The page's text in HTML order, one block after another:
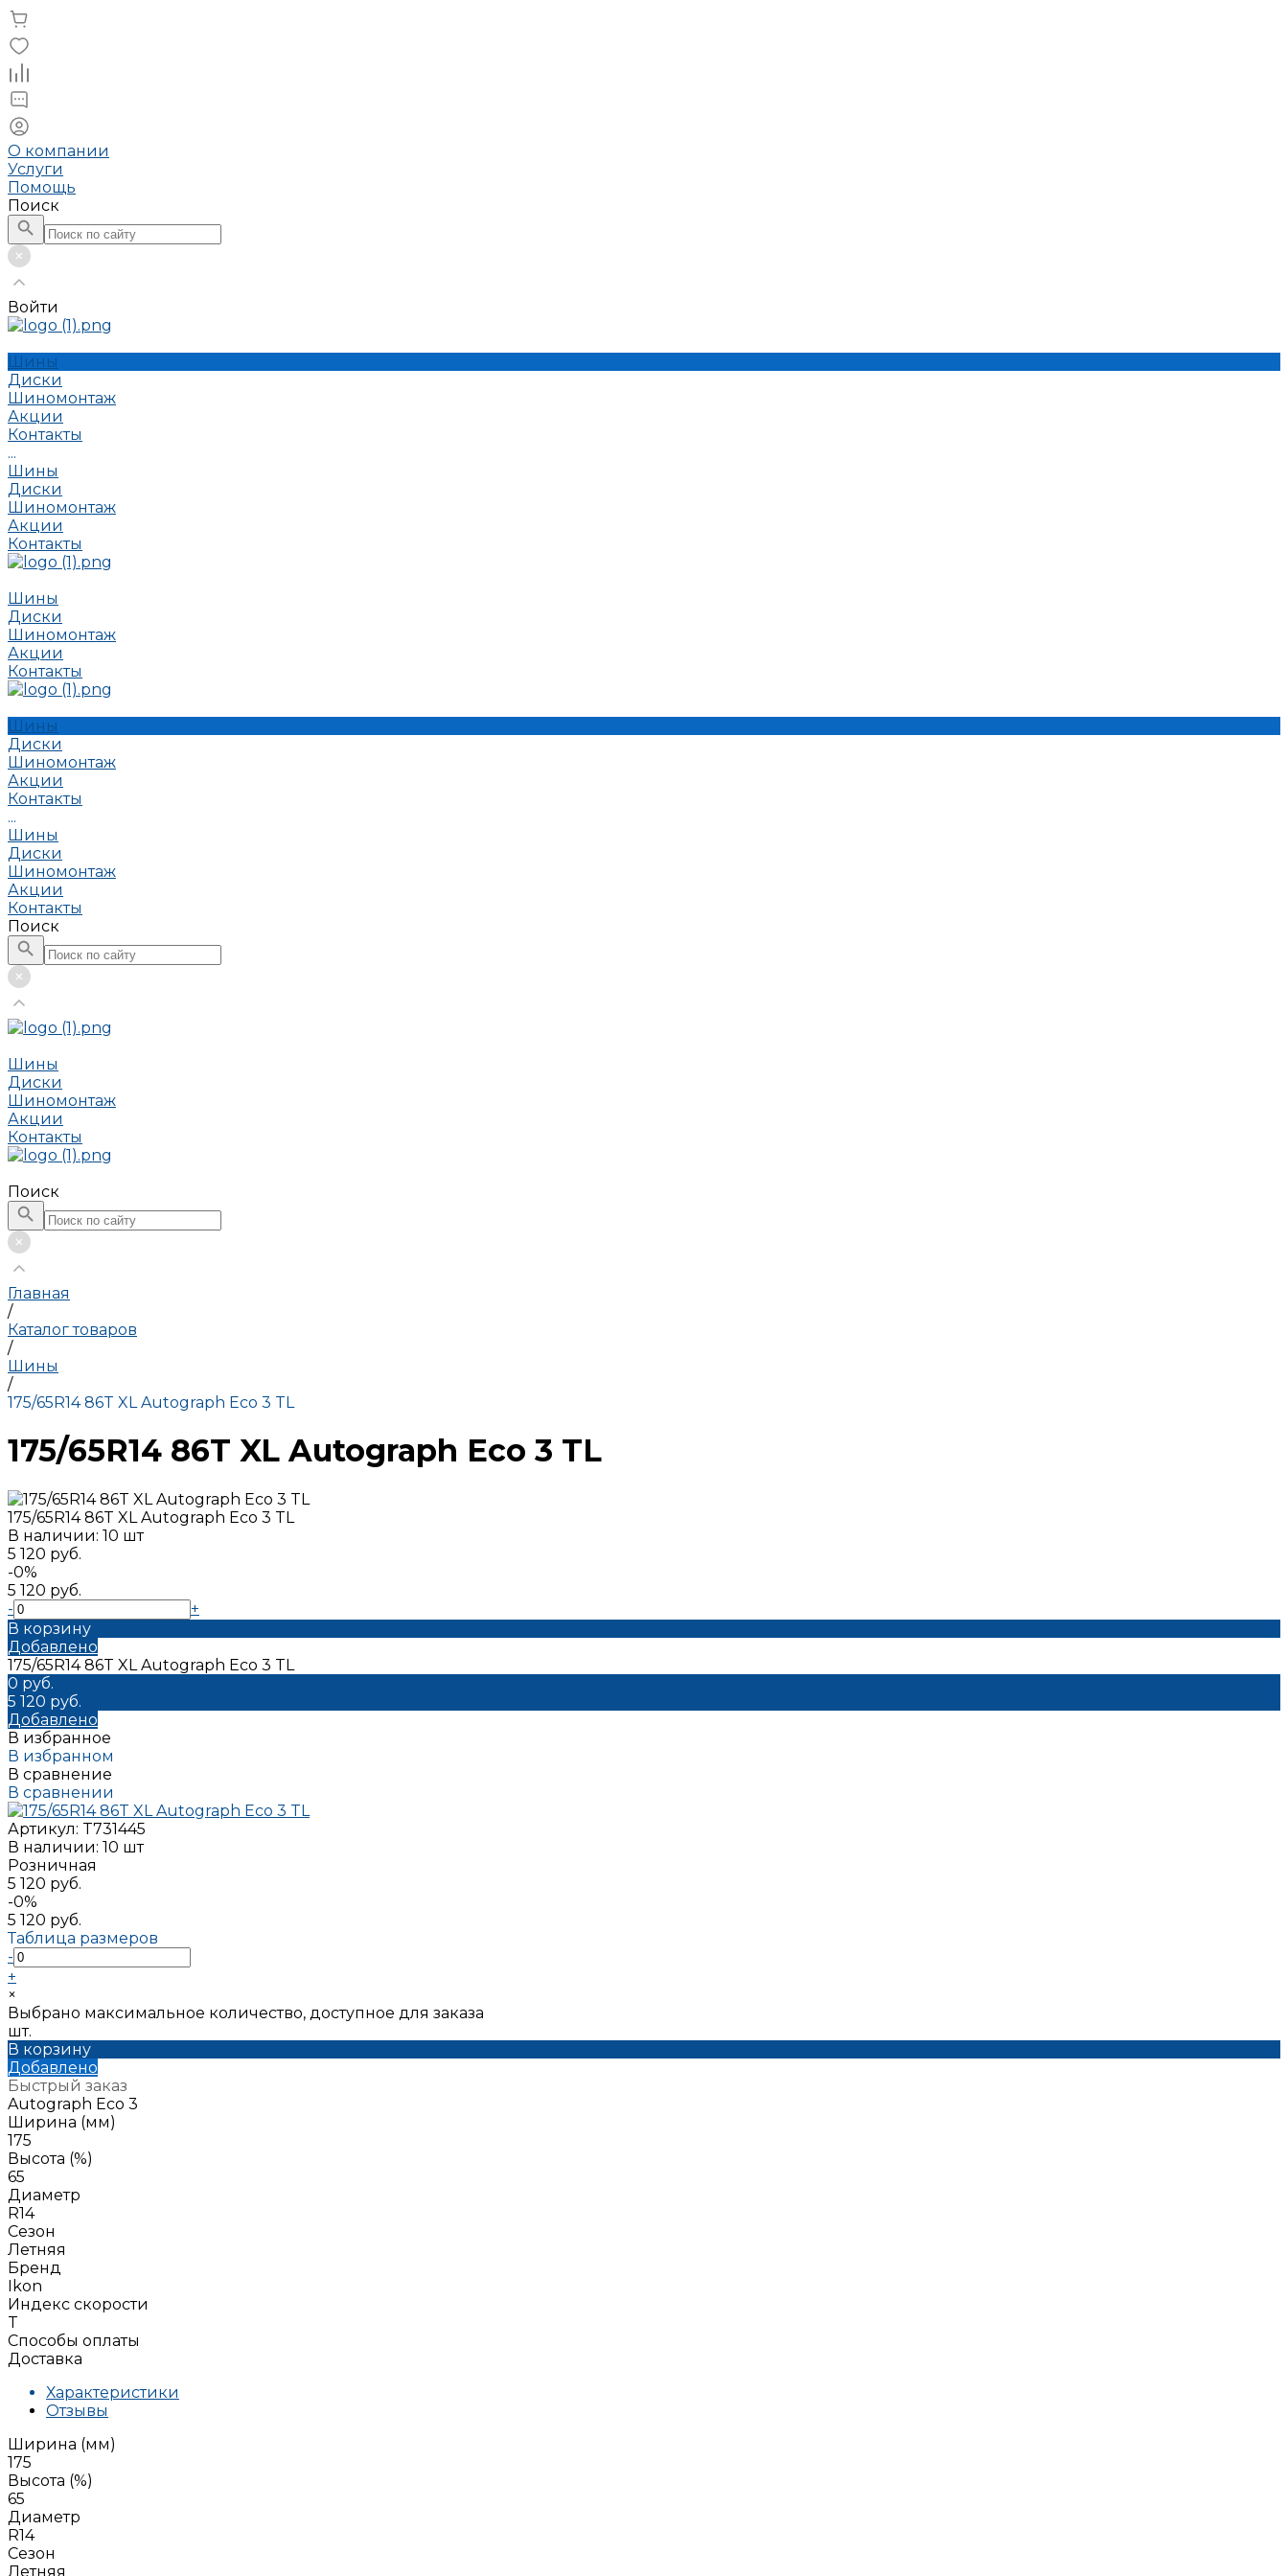
О компании
Услуги
Помощь
Поиск
Войти
Шины
Диски
Шиномонтаж
Акции
Контакты
...
Шины
Диски
Шиномонтаж
Акции
Контакты
Шины
Диски
Шиномонтаж
Акции
Контакты
Шины
Диски
Шиномонтаж
Акции
Контакты
...
Шины
Диски
Шиномонтаж
Акции
Контакты
Поиск
Шины
Диски
Шиномонтаж
Акции
Контакты
Поиск
Главная
/
Каталог товаров
/
Шины
/
175/65R14 86T XL Autograph Eco 3 TL
175/65R14 86T XL Autograph Eco 3 TL
175/65R14 86T XL Autograph Eco 3 TL
В наличии: 10 шт
5 120 руб.
-0%
5 120 руб.
-
+
В корзину
Добавлено
175/65R14 86T XL Autograph Eco 3 TL
0 руб.
5 120 руб.
Добавлено
В избранное
В избранном
В сравнение
В сравнении
Артикул: T731445
В наличии: 10 шт
Розничная
5 120 руб.
-0%
5 120 руб.
Таблица размеров
-
+
×
Выбрано максимальное количество, доступное для заказа
шт.
В корзину
Добавлено
Быстрый заказ
Autograph Eco 3
Ширина (мм)
175
Высота (%)
65
Диаметр
R14
Сезон
Летняя
Бренд
Ikon
Индекс скорости
T
Способы оплаты
Доставка
Характеристики
Отзывы
Ширина (мм)
175
Высота (%)
65
Диаметр
R14
Сезон
Летняя